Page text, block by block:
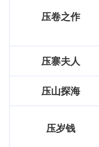
压卷之作
压寨夫人
压山探海
压岁钱